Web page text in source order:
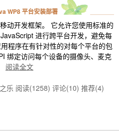
WP8 平台安装部署
动开发框架。 它允许您使用标准的
进行跨平台开发，避免每
程序在有针对性的对每个平台的包
绑定访问每个设备的摄像头、麦克
阅读全文
乐 阅读(1258) 评论(10) 推荐(4)